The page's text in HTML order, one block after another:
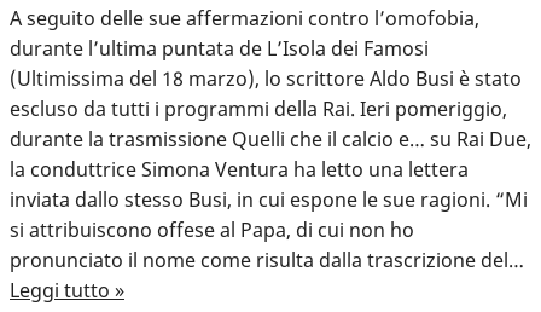
A seguito delle sue affermazioni contro l’omofobia,
durante l’ultima puntata de L’Isola dei Famosi
(Ultimissima del 18 marzo), lo scrittore Aldo Busi è stato
escluso da tutti i programmi della Rai. Ieri pomeriggio,
durante la trasmissione Quelli che il calcio e… su Rai Due,
la conduttrice Simona Ventura ha letto una lettera
inviata dallo stesso Busi, in cui espone le sue ragioni. “Mi
si attribuiscono offese al Papa, di cui non ho
pronunciato il nome come risulta dalla trascrizione del…
Leggi tutto »